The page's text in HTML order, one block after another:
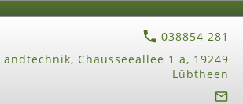
038854 281
Chausseeallee 1 a, 19249
Lübtheen